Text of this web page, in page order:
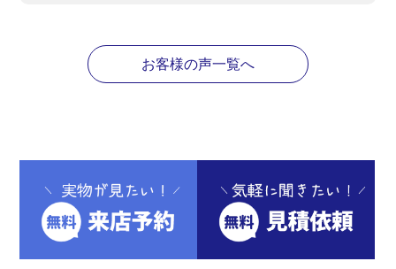
お客様の声一覧へ